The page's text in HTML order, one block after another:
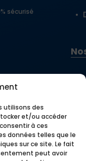
utilisons des
et/ou accéder
à ces
données telles que le
sur ce site. Le fait
peut avoir
sécurisé